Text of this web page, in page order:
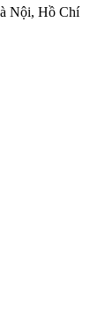
Nội, Hồ Chí